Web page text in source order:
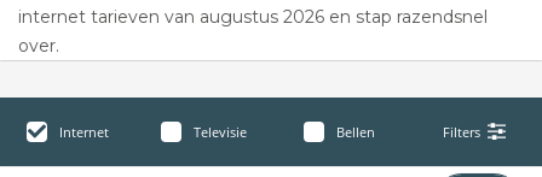
internet tarieven van augustus 2026 en stap razendsnel
over.
Internet Televisie Bellen Filters